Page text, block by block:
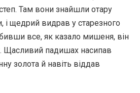
Там вони знайшли отару
і щедрий видрав у старезного
все, як казало мишеня, він
Щасливий падишах насипав
золота й навіть віддав